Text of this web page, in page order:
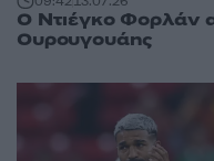
Ο Ντιέγκο Φορλάν
Ουρουγουάης